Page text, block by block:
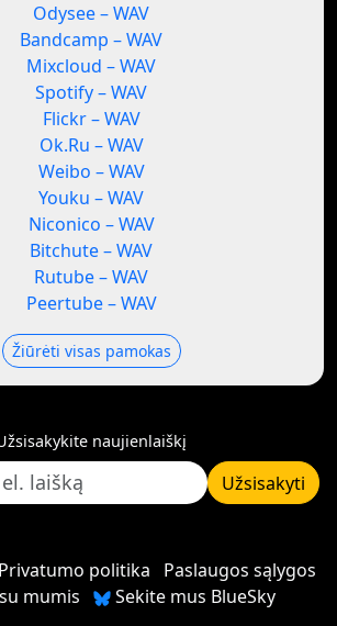
Odysee – WAV
Bandcamp – WAV
Mixcloud – WAV
Spotify – WAV
Flickr – WAV
Ok.Ru – WAV
Weibo – WAV
Youku – WAV
Niconico – WAV
Bitchute – WAV
Rutube – WAV
Peertube – WAV
Žiūrėti visas pamokas
naujienlaiškį
Užsisakyti
Privatumo politika
Paslaugos sąlygos
mumis
Sekite mus BlueSky